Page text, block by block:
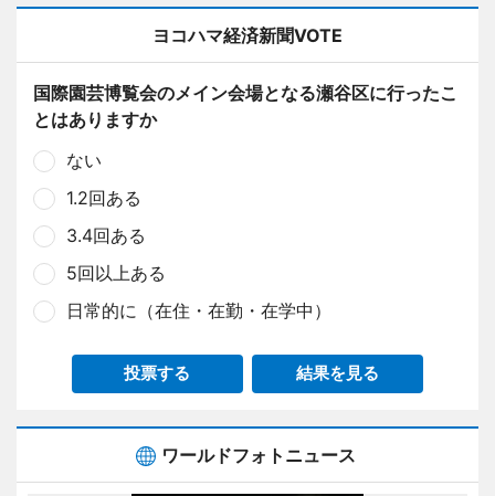
ヨコハマ経済新聞VOTE
国際園芸博覧会のメイン会場となる瀬谷区に行ったこ
とはありますか
ない
1.2回ある
3.4回ある
5回以上ある
日常的に（在住・在勤・在学中）
投票する 結果を見る
ワールドフォトニュース